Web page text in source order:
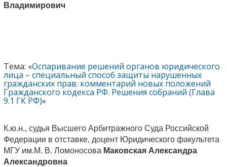
Владимирович
Тема: «Оспаривание решений органов юридического
лица – специальный способ защиты нарушенных
гражданских прав: комментарий новых положений
Гражданского кодекса РФ. Решения собраний (Глава
9.1 ГК РФ)»
К.ю.н., судья Высшего Арбитражного Суда Российской
Федерации в отставке, доцент Юридического факультета
МГУ им.М. В. Ломоносова Маковская Александра
Александровна